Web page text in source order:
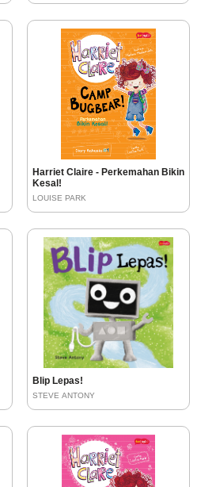
Harriet Claire - Perkemahan Bikin
Kesal!
LOUISE PARK
Blip Lepas!
STEVE ANTONY